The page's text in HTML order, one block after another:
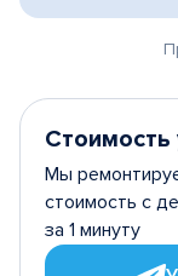
Стоимость
Мы
стоимость с
за 1 минуту